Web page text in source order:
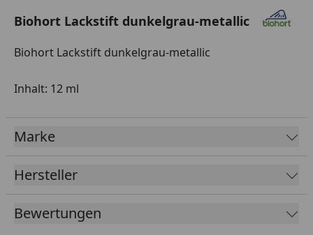
Biohort Lackstift dunkelgrau-metallic
Biohort Lackstift dunkelgrau-metallic
Inhalt: 12 ml
Marke
Hersteller
Bewertungen